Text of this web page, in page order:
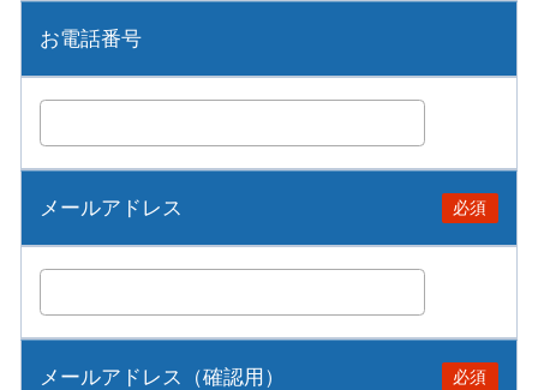
お電話番号
必須
メールアドレス
必須
メールアドレス （確認用）